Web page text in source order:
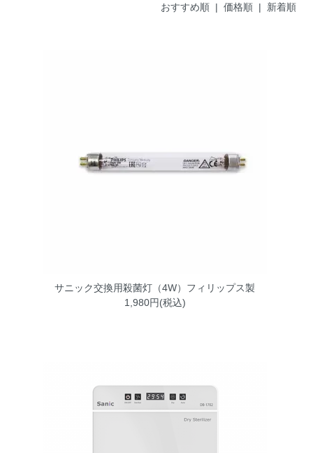
おすすめ順| 価格順 | 新着順
サニック交換用殺菌灯（4W）フィリップス製
1,980円(税込)